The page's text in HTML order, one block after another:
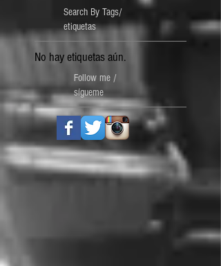
Follow me /
sígueme
Search By Tags/
etiquetas
No hay etiquetas aún.